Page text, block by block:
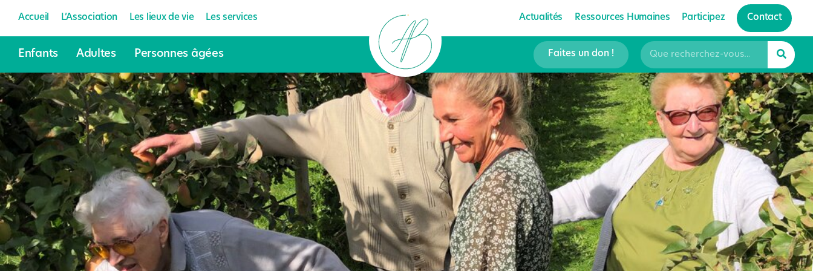
Accueil L’Association Les lieux de vie Les services Actualités Ressources Humaines Participez Contact
Enfants Adultes Personnes âgées Faites un don !